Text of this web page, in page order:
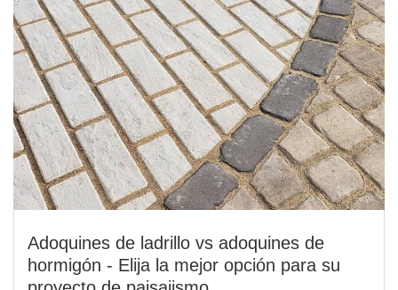
Adoquines de ladrillo vs adoquines de
hormigón - Elija la mejor opción para su